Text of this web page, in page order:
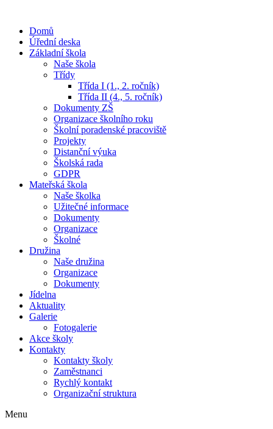
Domů
Úřední deska
Základní škola
Naše škola
Třídy
Třída I (1., 2. ročník)
Třída II (4., 5. ročník)
Dokumenty ZŠ
Organizace školního roku
Školní poradenské pracoviště
Projekty
Distanční výuka
Školská rada
GDPR
Mateřská škola
Naše školka
Užitečné informace
Dokumenty
Organizace
Školné
Družina
Naše družina
Organizace
Dokumenty
Jídelna
Aktuality
Galerie
Fotogalerie
Akce školy
Kontakty
Kontakty školy
Zaměstnanci
Rychlý kontakt
Organizační struktura
Menu